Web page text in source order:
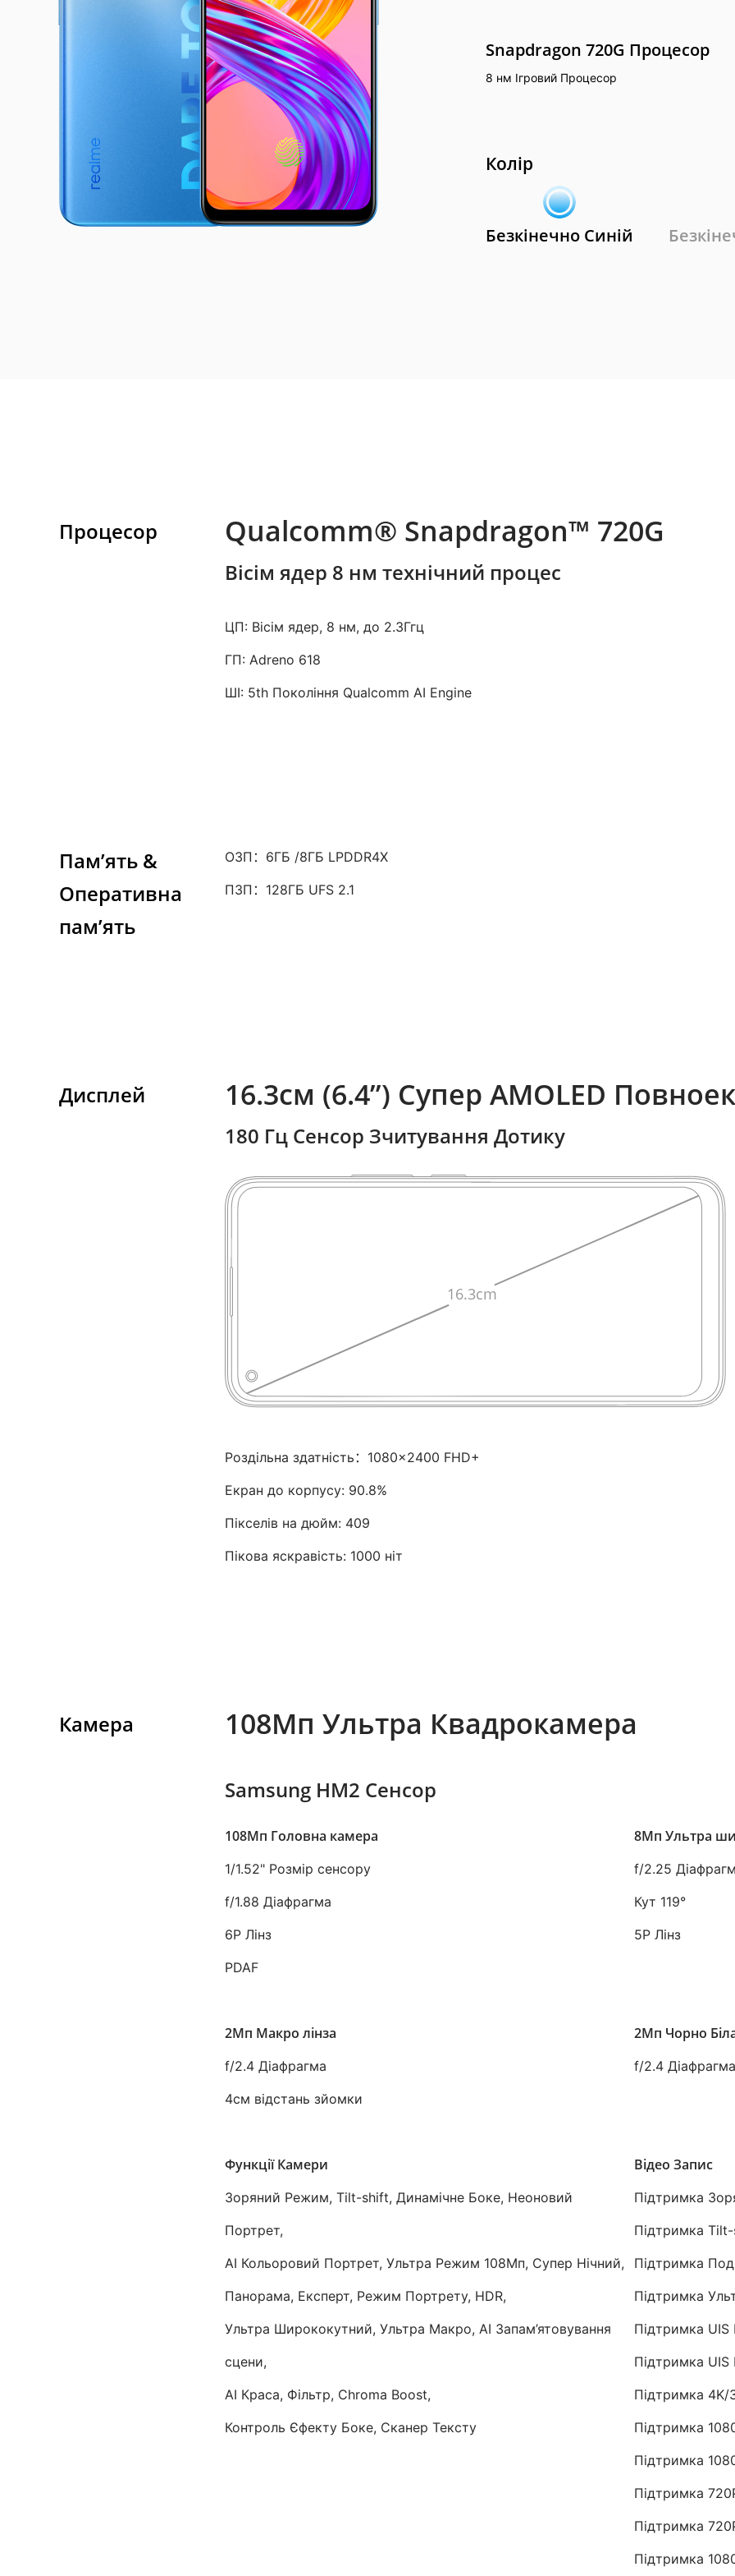
Snapdragon 720G Процесор
8 нм Ігровий Процесор
Колір
Безкінечно Синій
Процесор Qualcomm® Snapdragon™ 720G
Вісім ядер 8 нм технічний процес
ЦП: Вісім ядер, 8 нм, до 2.3Ггц
ГП: Adreno 618
ШІ: 5th Покоління Qualcomm AI Engine
Пам’ять &
Оперативна
пам’ять
ОЗП：6ГБ /8ГБ LPDDR4X
ПЗП：128ГБ UFS 2.1
Дисплей 16.3см (6.4”) Супер AMOLED
180 Гц Сенсор Зчитування Дотику
Роздільна здатність：1080×2400 FHD+
Екран до корпусу: 90.8%
Пікселів на дюйм: 409
Пікова яскравість: 1000 ніт
Камера 108Мп Ультра Квадрокамера
Samsung HM2 Сенсор
108Мп Головна камера
1/1.52" Розмір сенсору
f/1.88 Діафрагма
6P Лінз
PDAF
8Мп Ультра
f/2.25
Кут 119°
5P Лінз
2Мп Макро лінза
f/2.4 Діафрагма
4см відстань зйомки
2Мп Чорно
f/2.4 Діафрагма
Функції Камери
Зоряний Режим, Tilt-shift, Динамічне Боке, Неоновий
Портрет,
AI Кольоровий Портрет, Ультра Режим 108Мп, Супер Нічний,
Панорама, Експерт, Режим Портрету, HDR,
Ультра Ширококутний, Ультра Макро, AI Запам’ятовування
сцени,
AI Краса, Фільтр, Chroma Boost,
Контроль Єфекту Боке, Сканер Тексту
Відео Запис
Підтримка
Підтримка
Підтримка
Підтримка
Підтримка UIS
Підтримка UIS
Підтримка 4K/
Підтримка
Підтримка
Підтримка
Підтримка
Підтримка